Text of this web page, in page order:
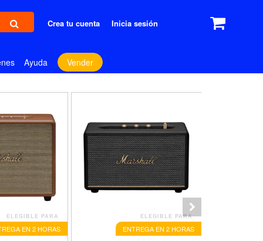
Crea tu cuenta Inicia sesión
Ayuda Vender
ELEGIBLE PARA
EN 2 HORAS
ELEGIBLE PARA
ENTREGA EN 2 HORAS